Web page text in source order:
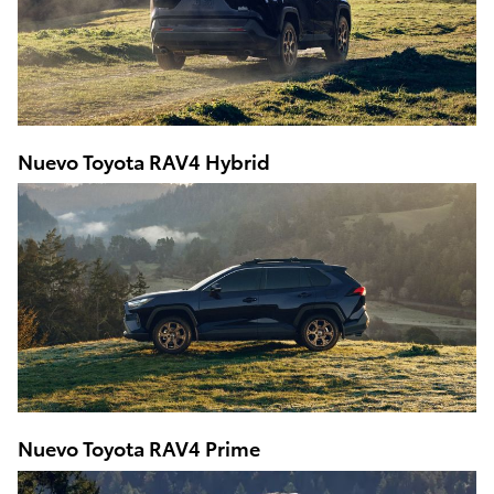
Nuevo Toyota RAV4 Hybrid
Nuevo Toyota RAV4 Prime